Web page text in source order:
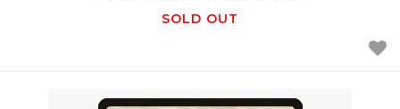
SOLD OUT